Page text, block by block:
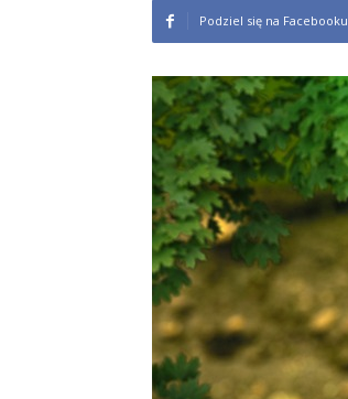
Podziel się na Facebooku